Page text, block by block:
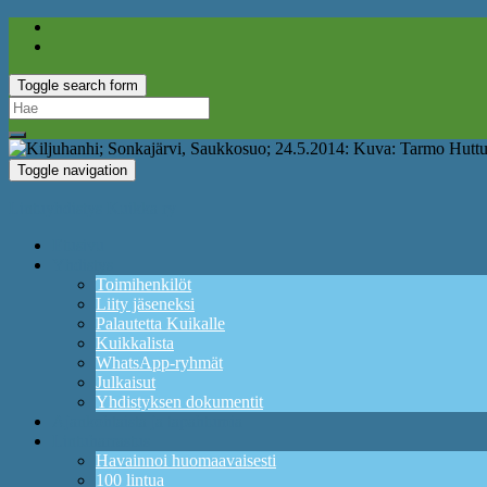
Toggle search form
Search
for:
Toggle navigation
Toimihenkilöt
Liity jäseneksi
Palautetta Kuikalle
Kuikkalista
WhatsApp-ryhmät
Julkaisut
Yhdistyksen dokumentit
Havainnoi huomaavaisesti
100 lintua